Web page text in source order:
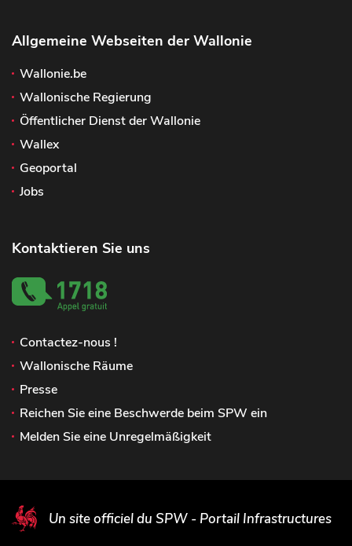
Allgemeine Webseiten der Wallonie
Wallonie.be
Wallonische Regierung
Öffentlicher Dienst der Wallonie
Wallex
Geoportal
Jobs
Kontaktieren Sie uns
Contactez-nous !
Wallonische Räume
Presse
Reichen Sie eine Beschwerde beim SPW ein
Melden Sie eine Unregelmäßigkeit
Un site officiel du SPW - Portail Infrastructures